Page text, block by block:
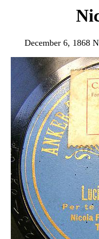
December 6, 1868